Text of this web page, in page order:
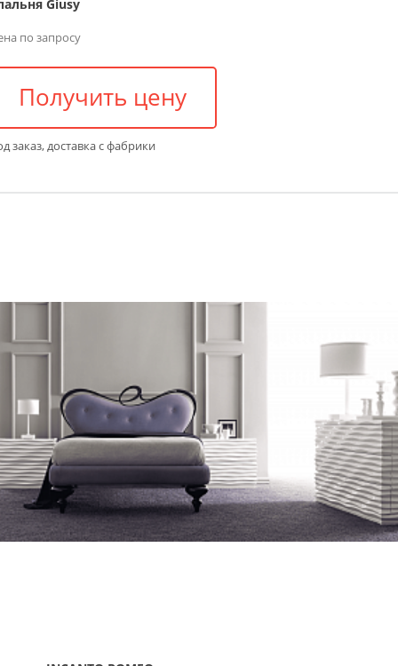
Giusy
по запросу
Получить цену
заказ, доставка с фабрики